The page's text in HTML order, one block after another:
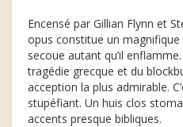
Encensé par Gillian Flynn et
opus constitue un
secoue autant qu’il
tragédie grecque et du
acception la plus admirable.
stupéfiant. Un huis clos
accents presque bibliques.